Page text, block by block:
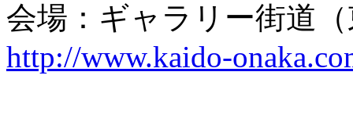
会場：ギャラリー街道
http://www.kaido-